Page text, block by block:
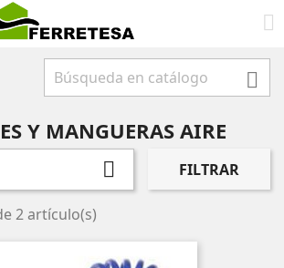


Y MANGUERAS AIRE
 FILTRAR
2 artículo(s)